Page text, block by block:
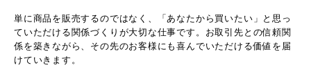
単に商品を販売するのではなく、「あなたから買いたい」と思っ
ていただける関係づくりが大切な仕事です。お取引先との信頼関
係を築きながら、その先のお客様にも喜んでいただける価値を届
けていきます。